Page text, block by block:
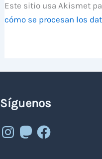
Este sitio usa Akismet
cómo se procesan los
Síguenos
Instagram
MastodonFacebook